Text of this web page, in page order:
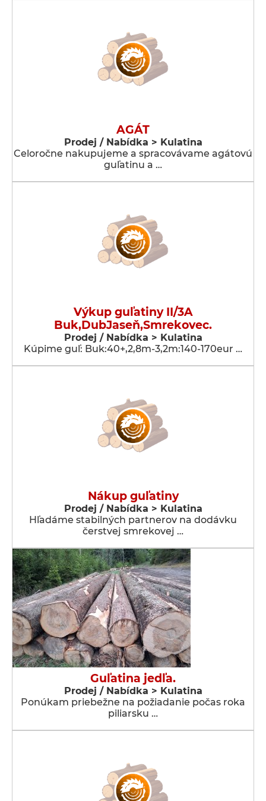
AGÁT
Prodej / Nabídka > Kulatina
Celoročne nakupujeme a spracovávame agátovú
guľatinu a …
Výkup guľatiny II/3A
Buk,DubJaseň,Smrekovec.
Prodej / Nabídka > Kulatina
Kúpime guľ: Buk:40+,2,8m-3,2m:140-170eur …
Nákup guľatiny
Prodej / Nabídka > Kulatina
Hľadáme stabilných partnerov na dodávku
čerstvej smrekovej …
Guľatina jedľa.
Prodej / Nabídka > Kulatina
Ponúkam priebežne na požiadanie počas roka
piliarsku …